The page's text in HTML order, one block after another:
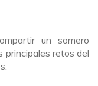
un somero
principales retos del